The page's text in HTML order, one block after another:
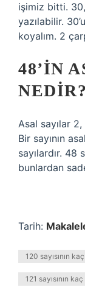
işimiz bitti.
yazılabilir.
koyalım. 2
48’IN
NEDIR?
Asal sayılar
Bir sayının
sayılardır. 48
bunlardan
Tarih:
120 sayısının
121 sayısının